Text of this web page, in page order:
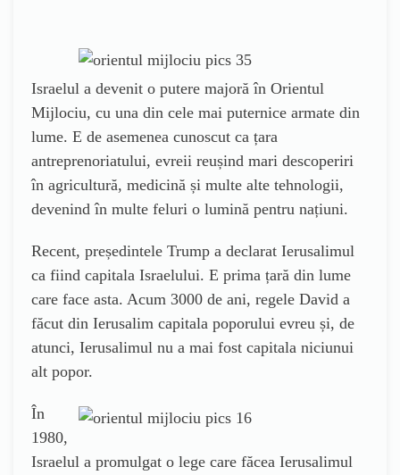
Israelul a devenit o putere majoră în Orientul
Mijlociu, cu una din cele mai puternice armate din
lume. E de asemenea cunoscut ca țara
antreprenoriatului, evreii reușind mari descoperiri
în agricultură, medicină și multe alte tehnologii,
devenind în multe feluri o lumină pentru națiuni.
Recent, președintele Trump a declarat Ierusalimul
ca fiind capitala Israelului. E prima țară din lume
care face asta. Acum 3000 de ani, regele David a
făcut din Ierusalim capitala poporului evreu și, de
atunci, Ierusalimul nu a mai fost capitala niciunui
alt popor.
În
1980,
Israelul a promulgat o lege care făcea Ierusalimul